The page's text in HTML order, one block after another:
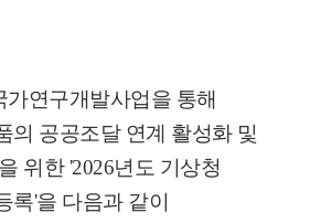
의 공공조달 연계 활성화 및
위한 '2026년도 기상청
록'을 다음과 같이